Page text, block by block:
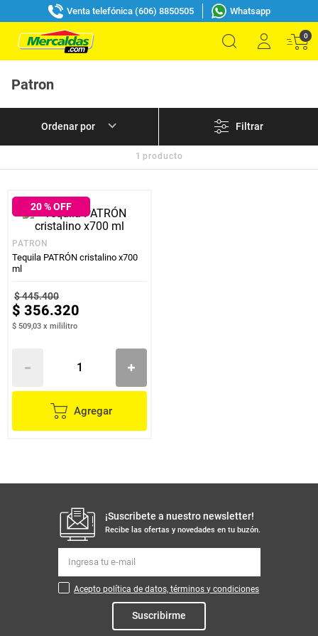
Venta telefónica (606) 8850505 Whatsapp
0
Patron
Filtrar
1 producto
20% OFF
PATRON
Tequila PATRÓN cristalino x700
ml
$445.400
$ 356.320
$ 509,03 x mililitro
Agregar
¡Suscribete a nuestro newsletter!
Recibe las ofertas y novedades en tu buzón.
Acepto política de datos, términos y condiciones
Suscribirme